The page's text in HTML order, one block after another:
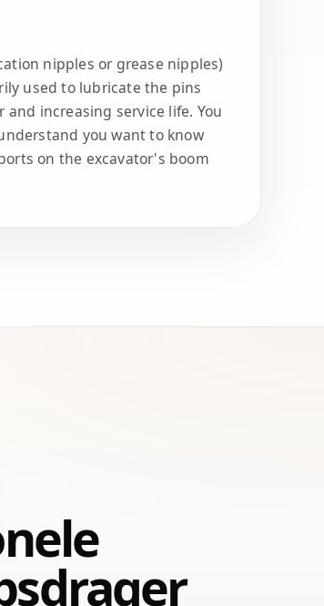
nipples or grease nipples)
used to lubricate the pins
increasing service life. You
you want to know
on the excavator's boom